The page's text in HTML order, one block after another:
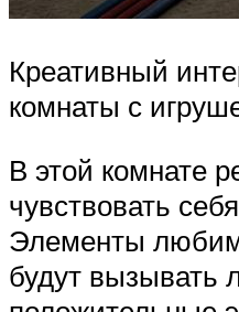
Креативный
комнаты с
В этой комнате
чувствовать
Элементы
будут вызывать